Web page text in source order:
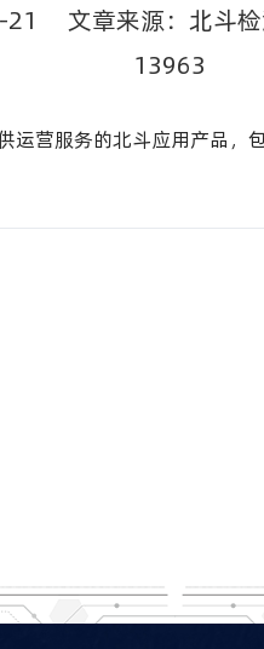
文章来源：北斗
13963
运营服务的北斗应用产品，